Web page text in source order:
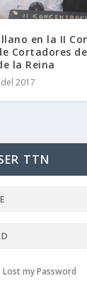
en la II
Cortadores
la Reina
2017
TTN
Lost my Password